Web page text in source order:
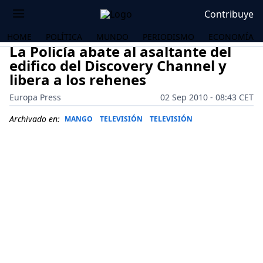
Contribuye
HOME POLÍTICA MUNDO PERIODISMO ECONOMÍA
La Policía abate al asaltante del
edifico del Discovery Channel y
libera a los rehenes
Europa Press
02 Sep 2010 - 08:43 CET
Archivado en: MANGO TELEVISIÓN TELEVISIÓN